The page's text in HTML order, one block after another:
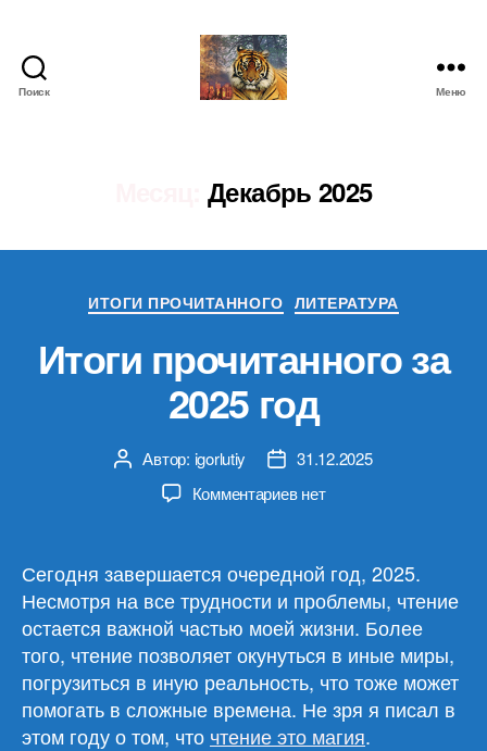
Поиск Меню
Декабрь 2025
Рубрики
ИТОГИ ПРОЧИТАННОГО ЛИТЕРАТУРА
Итоги прочитанного за
2025 год
Автор
записи
Автор: igorlutiy
Дата31.12.2025
Комментариевк
прочитанного
за
2025
год
нет
Сегодня завершается очередной год, 2025.
Несмотря на все трудности и проблемы, чтение
остается важной частью моей жизни. Более
того, чтение позволяет окунуться в иные миры,
погрузиться в иную реальность, что тоже может
помогать в сложные времена. Не зря я писал в
этом году о том, что чтение это магия.